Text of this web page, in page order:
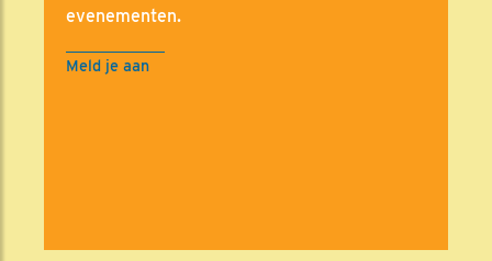
evenementen.
Meld je aan